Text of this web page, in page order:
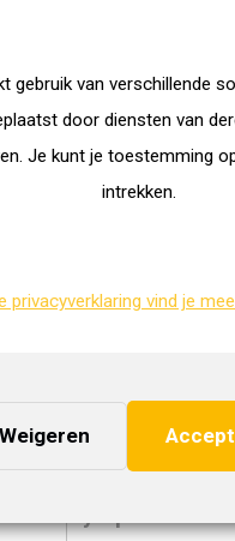
gebruik van verschillende
door diensten van
Je kunt je toestemming
intrekken.
privacyverklaring vind je
Weigeren
van compressor
van compressor
met als mogelijk gevolg
en de
oplossingen bieden
optimaal te laten werken.
van deze defecten.